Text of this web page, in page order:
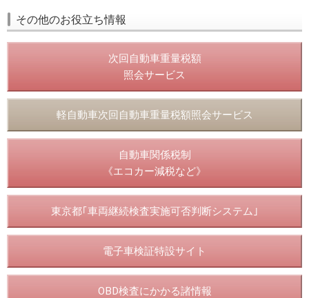
その他のお役立ち情報
次回自動車重量税額
照会サービス
軽自動車次回自動車重量税額照会サービス
自動車関係税制
《エコカー減税など》
東京都｢車両継続検査実施可否判断システム｣
電子車検証特設サイト
OBD検査にかかる諸情報